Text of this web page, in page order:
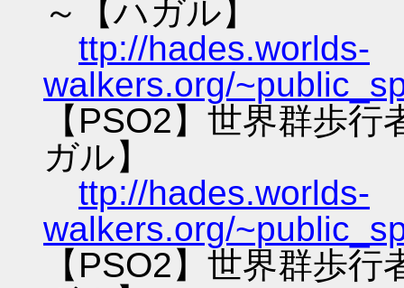
～【ハガル】
ttp://hades.worlds-
walkers.org/
【PSO2】世界群歩
ガル】
ttp://hades.worlds-
walkers.org/
【PSO2】世界群歩